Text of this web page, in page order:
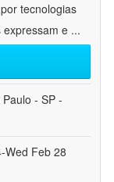
tecnologias
expressam e ...
- SP -
Wed Feb 28